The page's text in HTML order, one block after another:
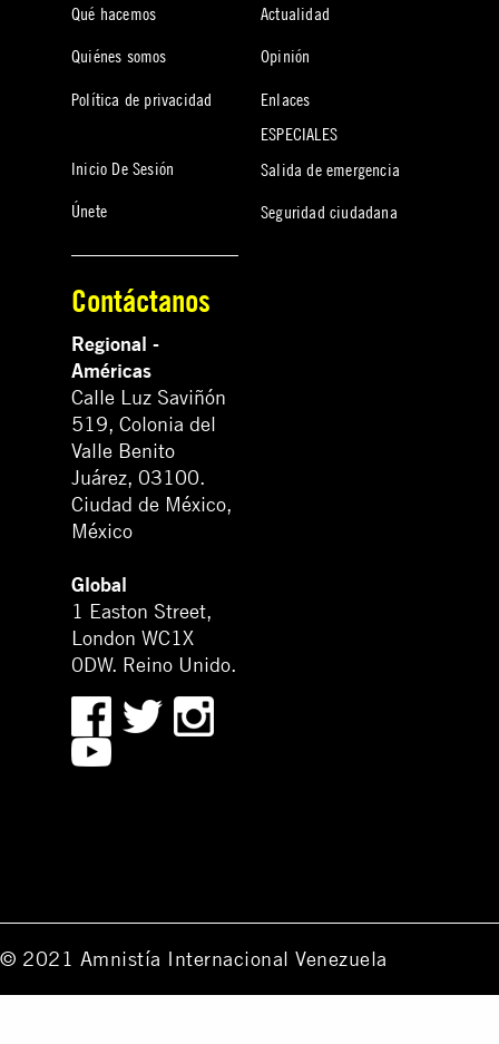
Qué hacemos
Quiénes somos
Política de privacidad
Inicio De Sesión
Únete
Actualidad
Opinión
Enlaces
ESPECIALES
Salida de emergencia
Seguridad ciudadana
Contáctanos
Regional -
Américas
Calle Luz Saviñón
519, Colonia del
Valle Benito
Juárez, 03100.
Ciudad de México,
México
Global
1 Easton Street,
London WC1X
0DW. Reino Unido.
© 2021 Amnistía Internacional Venezuela